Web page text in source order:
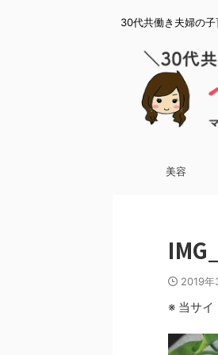
30代共働き夫婦の
美容
2019年
※ 当サイ